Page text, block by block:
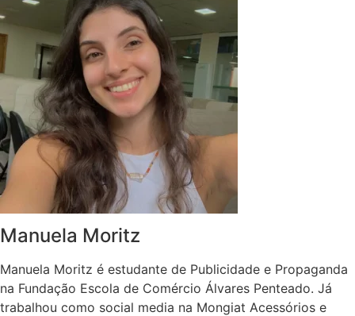
Manuela Moritz
Manuela Moritz é estudante de Publicidade e Propaganda
na Fundação Escola de Comércio Álvares Penteado. Já
trabalhou como social media na Mongiat Acessórios e